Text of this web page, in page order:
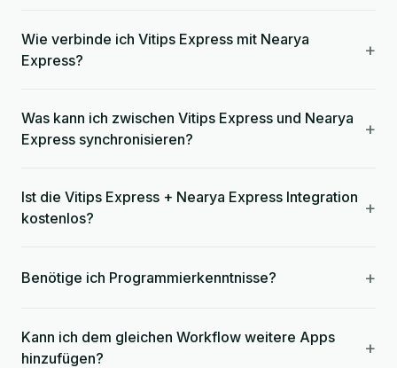
Wie verbinde ich Vitips Express mit Nearya
Express?
+
Was kann ich zwischen Vitips Express und Nearya
Express synchronisieren?
+
Ist die Vitips Express + Nearya Express Integration
kostenlos?
+
Benötige ich Programmierkenntnisse? +
Kann ich dem gleichen Workflow weitere Apps
hinzufügen?
+